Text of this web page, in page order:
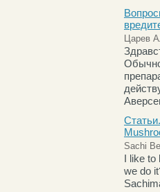
Царев
Sachi
I like to
we do